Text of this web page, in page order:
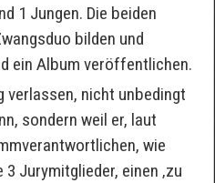
1 Jungen. Die beiden
bilden und
ein Album veröffentlichen.
verlassen, nicht unbedingt
sondern weil er, laut
wie
Jurymitglieder, einen ‚zu